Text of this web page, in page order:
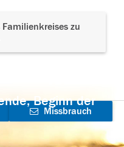
zu
Beginn der
Missbrauch